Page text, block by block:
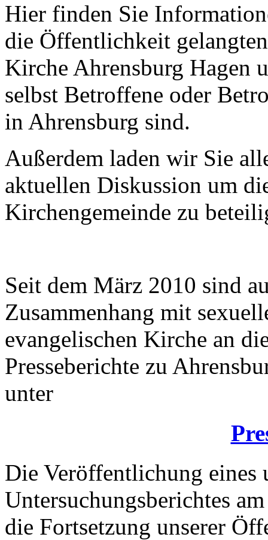
Hier finden Sie
die Öffentlichkeit
Kirche Ahrensburg Hagen
selbst Betroffene oder
in Ahrensburg sind.
Außerdem laden wir Sie
aktuellen Diskussion um
Kirchengemeinde zu
Seit dem März 2010 sind
Zusammenhang mit
evangelischen Kirche an
Presseberichte zu
unter
Die Veröffentlichung eines
Untersuchungsberichtes
die Fortsetzung unserer